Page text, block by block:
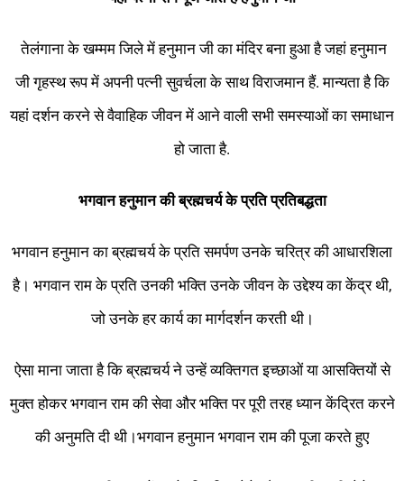
तेलंगाना के खम्मम जिले में हनुमान जी का मंदिर बना हुआ है जहां हनुमान
जी गृहस्थ रूप में अपनी पत्नी सुवर्चला के साथ विराजमान हैं. मान्यता है कि
यहां दर्शन करने से वैवाहिक जीवन में आने वाली सभी समस्याओं का समाधान
हो जाता है.
भगवान हनुमान की ब्रह्मचर्य के प्रति प्रतिबद्धता
भगवान हनुमान का ब्रह्मचर्य के प्रति समर्पण उनके चरित्र की आधारशिला
है। भगवान राम के प्रति उनकी भक्ति उनके जीवन के उद्देश्य का केंद्र थी,
जो उनके हर कार्य का मार्गदर्शन करती थी।
ऐसा माना जाता है कि ब्रह्मचर्य ने उन्हें व्यक्तिगत इच्छाओं या आसक्तियों से
मुक्त होकर भगवान राम की सेवा और भक्ति पर पूरी तरह ध्यान केंद्रित करने
की अनुमति दी थी।भगवान हनुमान भगवान राम की पूजा करते हुए